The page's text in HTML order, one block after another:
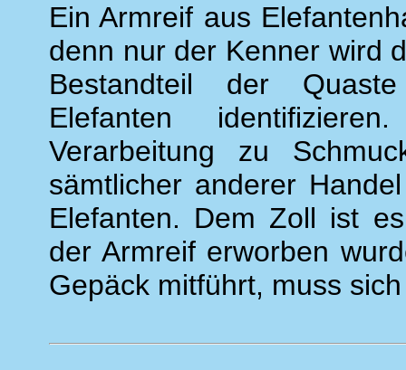
Ein Armreif aus
denn nur der Kenner wird
Bestandteil der
Elefanten
Verarbeitung zu
sämtlicher anderer
Elefanten. Dem Zoll ist
der Armreif erworben
Gepäck mitführt, muss